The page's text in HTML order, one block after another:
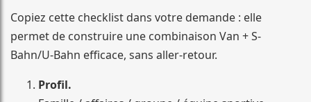
Copiez cette checklist dans votre demande : elle
permet de construire une combinaison Van + S-
Bahn/U-Bahn efficace, sans aller-retour.
Profil.